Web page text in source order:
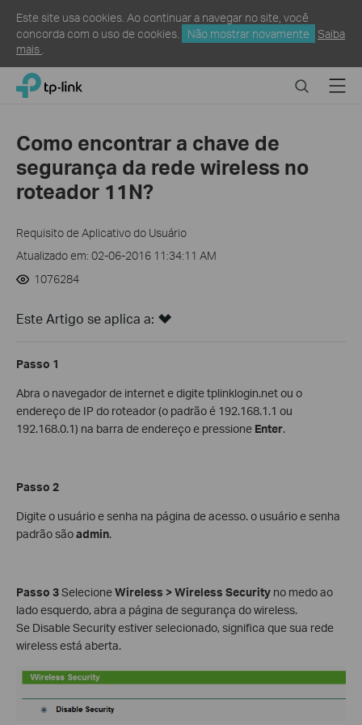
Este site usa cookies. Ao continuar a navegar no site, você
concorda com o uso de cookies.
Não mostrar novamente
Saiba
mais
Click
navigation
TP-Link, Reliably Smart SearchMenu
Como encontrar a chave de
segurança da rede wireless no
roteador 11N?
Requisito de Aplicativo do Usuário
Atualizado em: 02-06-2016 11:34:11 AM
1076284
Este Artigo se aplica a:
Passo 1
Abra o navegador de internet e digite tplinklogin.net ou o
endereço de IP do roteador (o padrão é 192.168.1.1 ou
192.168.0.1) na barra de endereço e pressione Enter.
Passo 2
Digite o usuário e senha na página de acesso. o usuário e senha
padrão sãoadmin.
Passo 3SelecioneWireless > Wireless Security no medo ao
lado esquerdo, abra a página de segurança do wireless.
Se Disable Security estiver selecionado, significa que sua rede
wireless está aberta.